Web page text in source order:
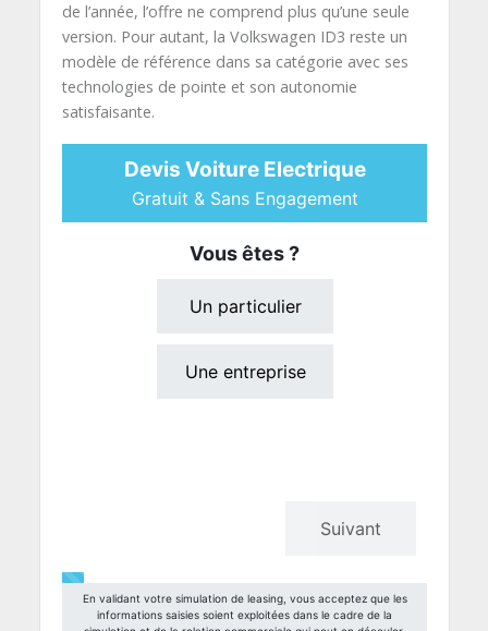
de l’année, l’offre ne comprend plus qu’une seule
version. Pour autant, la Volkswagen ID3 reste un
modèle de référence dans sa catégorie avec ses
technologies de pointe et son autonomie
satisfaisante.